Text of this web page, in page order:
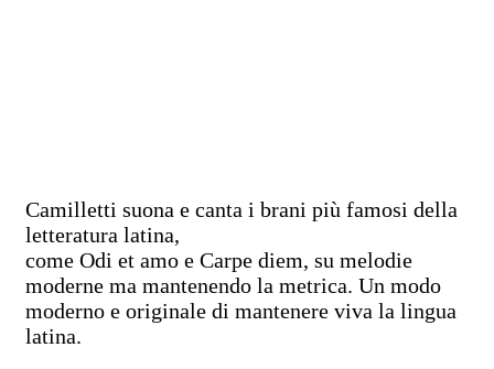
Camilletti suona e canta i brani più famosi della
letteratura latina,
come Odi et amo e Carpe diem, su melodie
moderne ma mantenendo la metrica. Un modo
moderno e originale di mantenere viva la lingua
latina.